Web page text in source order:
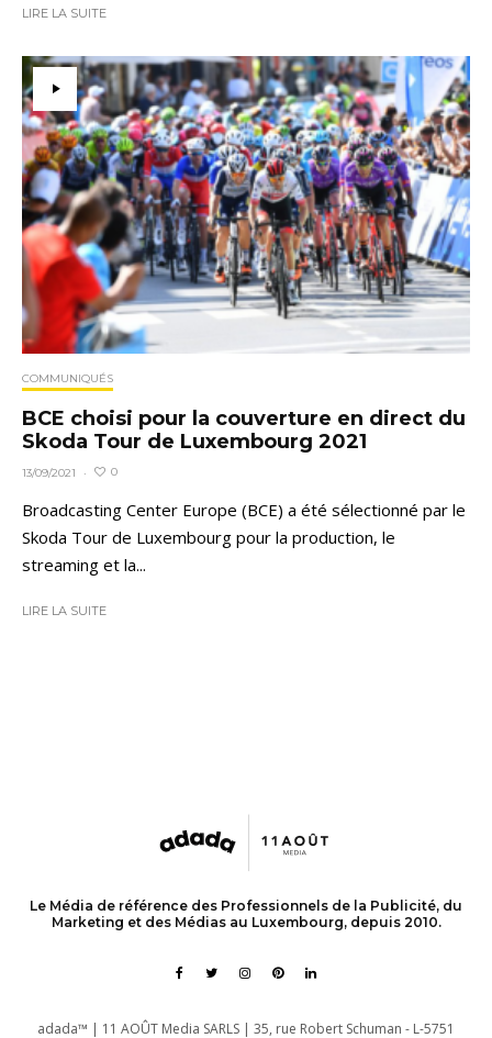
LIRE LA SUITE
COMMUNIQUÉS
BCE choisi pour la couverture en direct du
Skoda Tour de Luxembourg 2021
13/09/2021 · 0
Broadcasting Center Europe (BCE) a été sélectionné par le
Skoda Tour de Luxembourg pour la production, le
streaming et la...
LIRE LA SUITE
Le Média de référence des Professionnels de la Publicité, du
Marketing et des Médias au Luxembourg, depuis 2010.
adada™ | 11 AOÛT Media SARLS | 35, rue Robert Schuman - L-5751